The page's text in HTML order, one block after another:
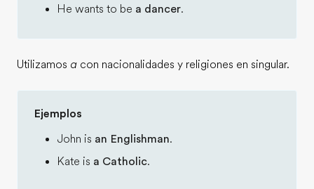
He wants to be a dancer.
Utilizamos a con nacionalidades y religiones en singular.
Ejemplos
John is an Englishman.
Kate is a Catholic.